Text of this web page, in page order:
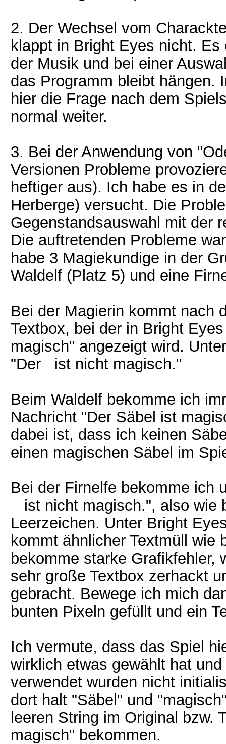
2. Der Wechsel vom
klappt in Bright Eyes nicht.
der Musik und bei einer
das Programm bleibt hängen.
hier die Frage nach dem
normal weiter.
3. Bei der Anwendung von
Versionen Probleme
heftiger aus). Ich habe es in
Herberge) versucht. Die
Gegenstandsauswahl mit der
Die auftretenden Probleme
habe 3 Magiekundige in der
Waldelf (Platz 5) und eine
Bei der Magierin kommt nach
Textbox, bei der in Bright
magisch" angezeigt wird.
"Der ist nicht magisch."
Beim Waldelf bekomme ich
Nachricht "Der Säbel ist
dabei ist, dass ich keinen
einen magischen Säbel im
Bei der Firnelfe bekomme
ist nicht magisch.", also wie
Leerzeichen. Unter Bright
kommt ähnlicher Textmüll wie
bekomme starke Grafikfehler,
sehr große Textbox zerhackt
gebracht. Bewege ich mich
bunten Pixeln gefüllt und ein
Ich vermute, dass das Spiel
wirklich etwas gewählt hat
verwendet wurden nicht
dort halt "Säbel" und
leeren String im Original bzw.
magisch" bekommen.